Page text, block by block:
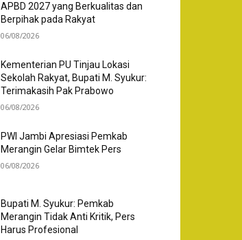
APBD 2027 yang Berkualitas dan
Berpihak pada Rakyat
06/08/2026
Kementerian PU Tinjau Lokasi
Sekolah Rakyat, Bupati M. Syukur:
Terimakasih Pak Prabowo
06/08/2026
PWI Jambi Apresiasi Pemkab
Merangin Gelar Bimtek Pers
06/08/2026
Bupati M. Syukur: Pemkab
Merangin Tidak Anti Kritik, Pers
Harus Profesional